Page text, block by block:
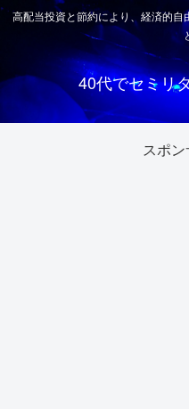
高配当投資と節約により、経済的
40代でセミリ
スポ